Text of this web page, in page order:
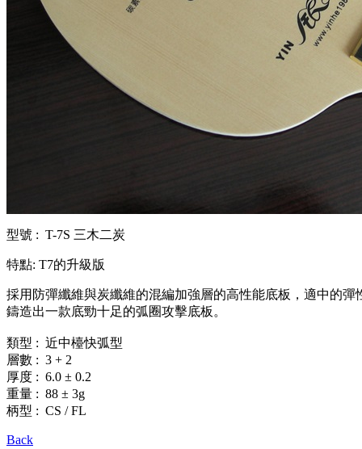
型號 : T-7S 三木二炭
特點: T7的升級版
採用防彈纖維與炭纖維的混編加強層的高性能底板，適中的彈
鑄造出一款底勁十足的弧圈攻擊底板。
類型 : 近中檯快弧型
層數 : 3 + 2
厚度 : 6.0 ± 0.2
重量 : 88 ± 3g
柄型 : CS / FL
Back